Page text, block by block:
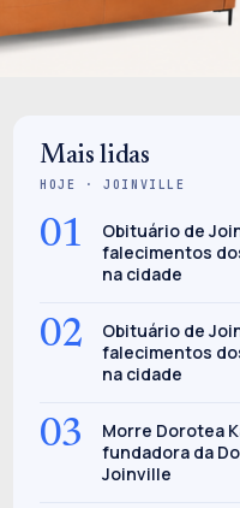
Mais lidas
HOJE · JOINVILLE
01
Obituário de
falecimentos
na cidade
02
Obituário de
falecimentos
na cidade
03
Morre Dorotea
fundadora da
Joinville